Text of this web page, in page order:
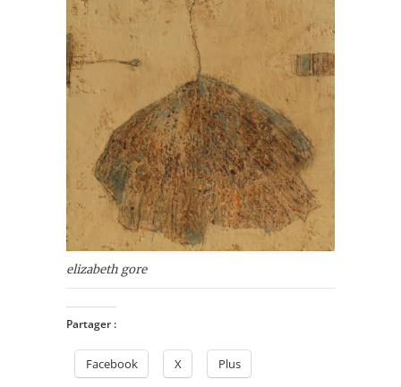
elizabeth gore
Partager :
Facebook X Plus